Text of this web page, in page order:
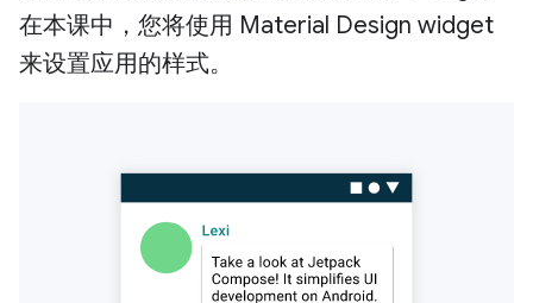
在本课中，您将使用 Material Design widget
来设置应用的样式。